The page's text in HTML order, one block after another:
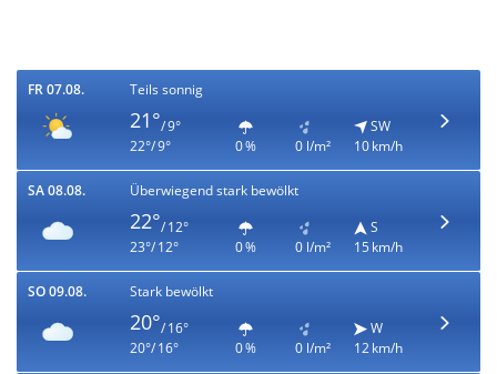
FR 07.08. Teils sonnig
21°/ 9°
22°/ 9°
0 % 0 l/m²
SW
10 km/h
SA 08.08. Überwiegend stark bewölkt
22°/ 12°
23°/ 12°
0 % 0 l/m²
S
15 km/h
SO 09.08. Stark bewölkt
20°/ 16°
20°/ 16°
0 % 0 l/m²
W
12 km/h